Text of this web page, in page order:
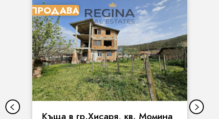
ПРОДАВА
Къща в гр.Хисаря, кв. Момина